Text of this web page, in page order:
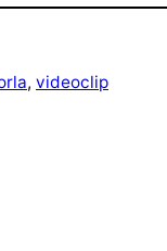
, videoclip